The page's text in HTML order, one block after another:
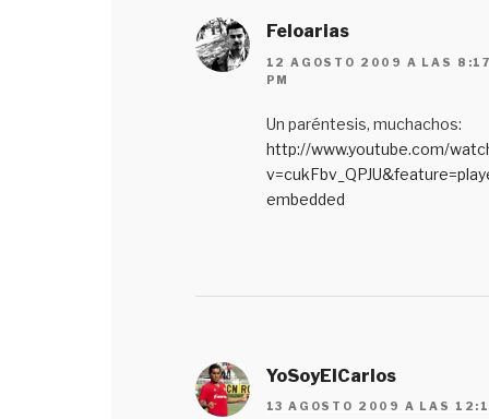
Feloarias
12 AGOSTO 2009 A LAS
PM
Un paréntesis, muchachos:
http://www.youtube.com/
embedded
YoSoyElCarlos
13 AGOSTO 2009 A LAS